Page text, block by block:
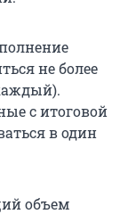
не более
с итоговой
в один
объем